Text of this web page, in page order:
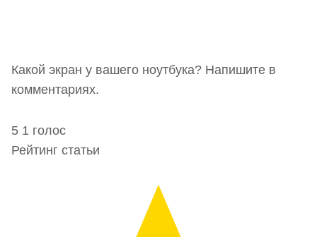
Какой экран у вашего ноутбука? Напишите в
комментариях.
5 1 голос
Рейтинг статьи